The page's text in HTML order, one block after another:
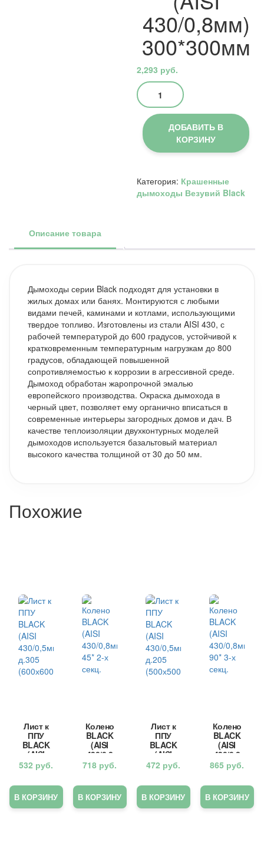
430/0,8мм)
300*300мм
2,293 руб.
Количество
товара
Площадка
монтажная
BLACK
(AISI
ДОБАВИТЬ В
КОРЗИНУ
Категория: Крашенные
дымоходы Везувий Black
Описание товара
Дымоходы серии Black подходят для установки в
жилых домах или банях. Монтируются с любыми
видами печей, каминами и котлами, использующими
твердое топливо. Изготовлены из стали AISI 430, с
рабочей температурой до 600 градусов, устойчивой к
кратковременным температурным нагрузкам до 800
градусов, обладающей повышенной
сопротивляемостью к коррозии в агрессивной среде.
Дымоход обработан жаропрочной эмалью
европейского производства. Окраска дымохода в
черный цвет, позволяет ему органично вписаться в
современные интерьеры загородных домов и дач. В
качестве теплоизоляции двухконтурных моделей
дымоходов используется базальтовый материал
высокого качества толщиной от 30 до 50 мм.
Похожие
Лист к
ППУ
BLACK
(AISI
430/0,5
мм)
(600х60
0)
532 руб.
В КОРЗИНУ
Колено
BLACK
(AISI
430/0,8
мм) 45*
2-х
718 руб.
В КОРЗИНУ
Лист к
ППУ
BLACK
(AISI
430/0,5
мм)
(500х50
0)
472 руб.
В КОРЗИНУ
Колено
BLACK
(AISI
430/0,8
мм) 90*
3-х
865 руб.
В КОРЗИНУ